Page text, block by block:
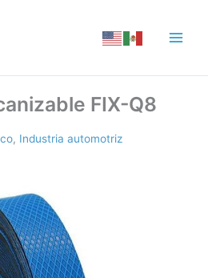
FIX-Q8
, Industria automotriz